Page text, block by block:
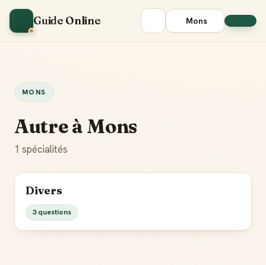
Guide Online Mons
MONS
Autre à Mons
1 spécialités
Divers
3 questions